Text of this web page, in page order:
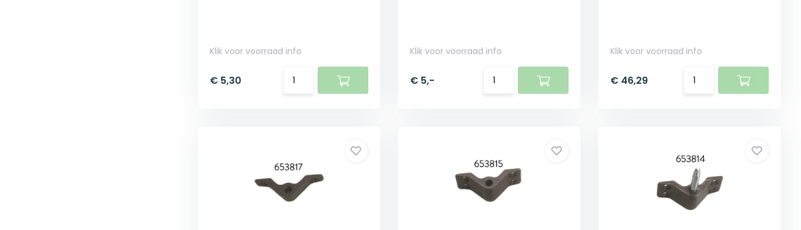
Klik voor voorraad info
€ 5,30
Klik voor voorraad info
€ 5,-
Klik voor voorraad info
€ 46,29